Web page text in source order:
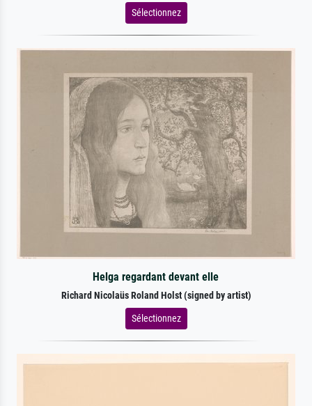
Sélectionnez
Helga regardant devant elle
Richard Nicolaüs Roland Holst (signed by artist)
Sélectionnez